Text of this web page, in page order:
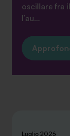
oscillare fra
l’au...
Luglio 2026